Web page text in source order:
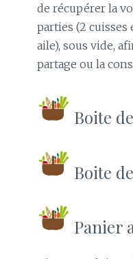
de récupérer la
parties (2 cuisses
aile), sous vide,
partage ou la
Boite
Boite
Panier